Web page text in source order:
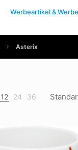
Werbeartikel &
Asterix
12 24 36